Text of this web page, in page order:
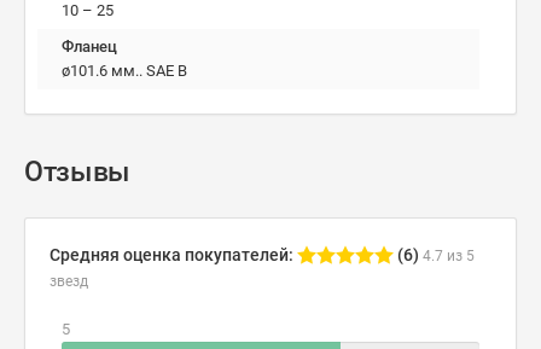
10 – 25
Фланец
ø101.6 мм.. SAE B
Отзывы
Средняя оценка покупателей: (6) 4.7 из 5
звезд
5